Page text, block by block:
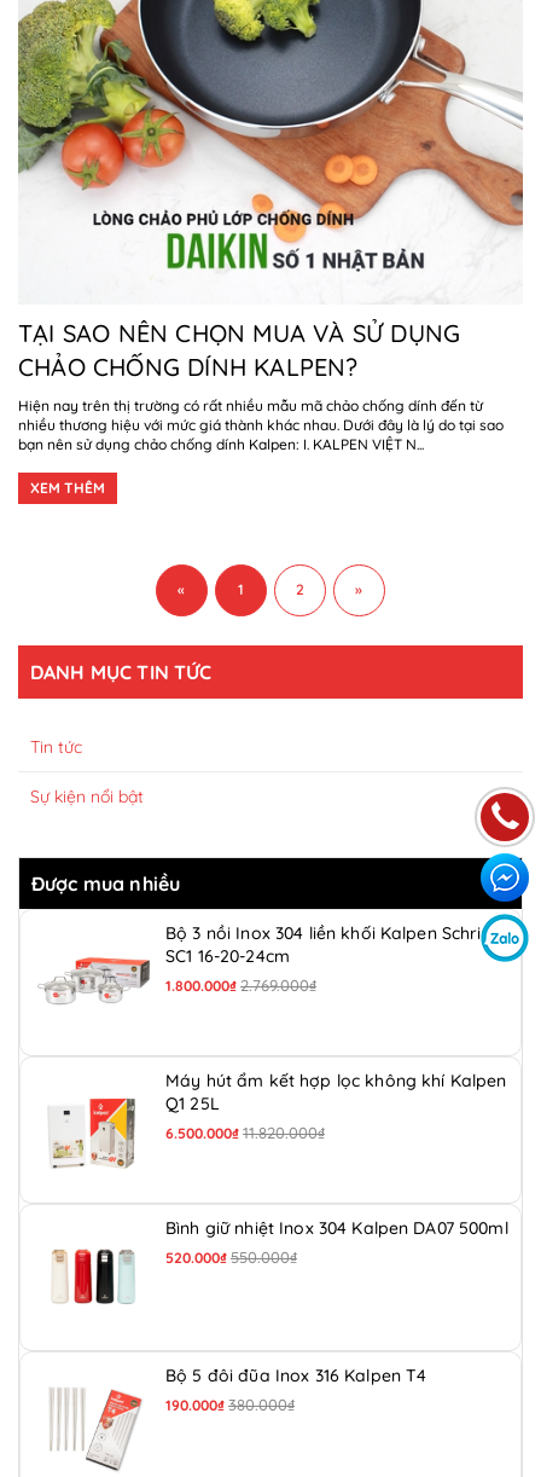
TẠI SAO NÊN CHỌN MUA VÀ SỬ DỤNG
CHẢO CHỐNG DÍNH KALPEN?
Hiện nay trên thị trường có rất nhiều mẫu mã chảo chống dính đến từ
nhiều thương hiệu với mức giá thành khác nhau. Dưới đây là lý do tại sao
bạn nên sử dụng chảo chống dính Kalpen: I. KALPEN VIỆT N...
XEM THÊM
« 1 2 »
DANH MỤC TIN TỨC
Tin tức
Sự kiện nổi bật
Được mua nhiều
Bộ 3 nồi Inox 304 liền khối Kalpen Schritt
SC1 16-20-24cm
1.800.000₫ 2.769.000₫
Máy hút ẩm kết hợp lọc không khí Kalpen
Q1 25L
6.500.000₫ 11.820.000₫
Bình giữ nhiệt Inox 304 Kalpen DA07 500ml
520.000₫ 550.000₫
Bộ 5 đôi đũa Inox 316 Kalpen T4
190.000₫ 380.000₫